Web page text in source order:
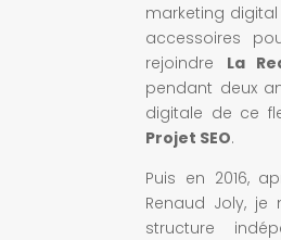
marketing
accessoires
rejoindre La
pendant deux
digitale de ce
Projet SEO.
Puis en 2016,
Renaud Joly,
structure